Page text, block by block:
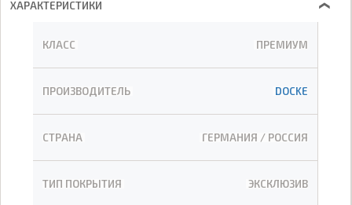
ХАРАКТЕРИСТИКИ ❯
КЛАСС ПРЕМИУМ
ПРОИЗВОДИТЕЛЬ DOCKE
СТРАНА ГЕРМАНИЯ / РОССИЯ
ТИП ПОКРЫТИЯ ЭКСКЛЮЗИВ